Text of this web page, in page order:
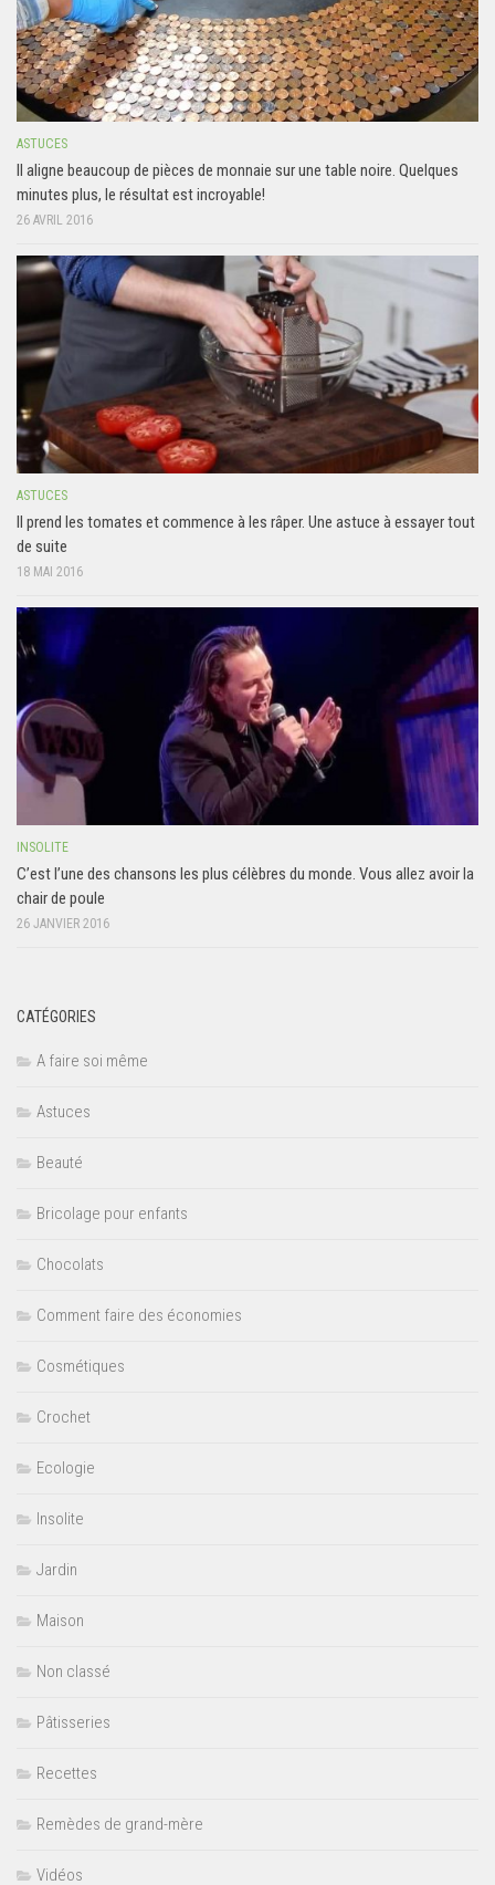
ASTUCES
Il aligne beaucoup de pièces de monnaie sur une table noire. Quelques
minutes plus, le résultat est incroyable!
26 AVRIL 2016
ASTUCES
Il prend les tomates et commence à les râper. Une astuce à essayer tout
de suite
18 MAI 2016
INSOLITE
C’est l’une des chansons les plus célèbres du monde. Vous allez avoir la
chair de poule
26 JANVIER 2016
CATÉGORIES
A faire soi même
Astuces
Beauté
Bricolage pour enfants
Chocolats
Comment faire des économies
Cosmétiques
Crochet
Ecologie
Insolite
Jardin
Maison
Non classé
Pâtisseries
Recettes
Remèdes de grand-mère
Vidéos